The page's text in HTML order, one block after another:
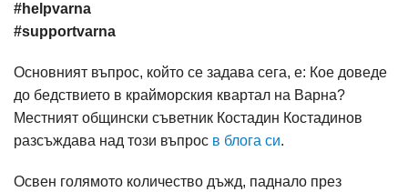
#helpvarna
#supportvarna
Основният въпрос, който се задава сега, е: Кое доведе
до бедствието в крайморския квартал на Варна?
Местният общински съветник Костадин Костадинов
разсъждава над този въпрос в блога си.
Освен голямото количество дъжд, паднало през